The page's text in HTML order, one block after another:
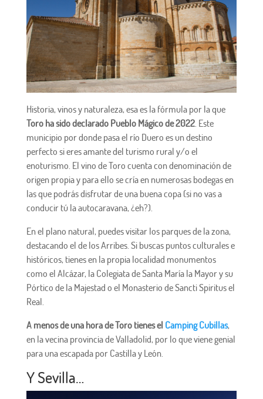
Historia, vinos y naturaleza, esa es la fórmula por la que
Toro ha sido declarado Pueblo Mágico de 2022. Este
municipio por donde pasa el río Duero es un destino
perfecto si eres amante del turismo rural y/o el
enoturismo. El vino de Toro cuenta con denominación de
origen propia y para ello se cría en numerosas bodegas en
las que podrás disfrutar de una buena copa (si no vas a
conducir tú la autocaravana, ¿eh?).
En el plano natural, puedes visitar los parques de la zona,
destacando el de los Arribes. Si buscas puntos culturales e
históricos, tienes en la propia localidad monumentos
como el Alcázar, la Colegiata de Santa María la Mayor y su
Pórtico de la Majestad o el Monasterio de Sancti Spiritus el
Real.
A menos de una hora de Toro tienes el Camping Cubillas,
en la vecina provincia de Valladolid, por lo que viene genial
para una escapada por Castilla y León.
Y Sevilla…